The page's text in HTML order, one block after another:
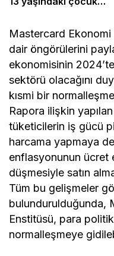
Mastercard Ekonomi
dair öngörülerini
ekonomisinin
sektörü olacağını
kısmi bir
Rapora ilişkin
tüketicilerin iş gücü
harcama yapmaya
enflasyonunun ücret
düşmesiyle satın
Tüm bu gelişmeler
bulundurulduğunda,
Enstitüsü, para
normalleşmeye